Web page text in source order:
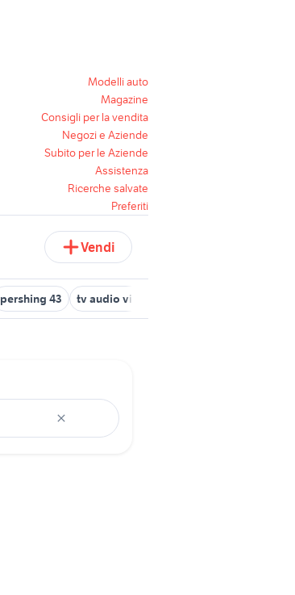
Modelli auto
Magazine
Consigli per la vendita
Negozi e Aziende
Subito per le Aziende
Assistenza
Ricerche salvate
Preferiti
Vendi
pershing 43 tv audio video Lecce provincia